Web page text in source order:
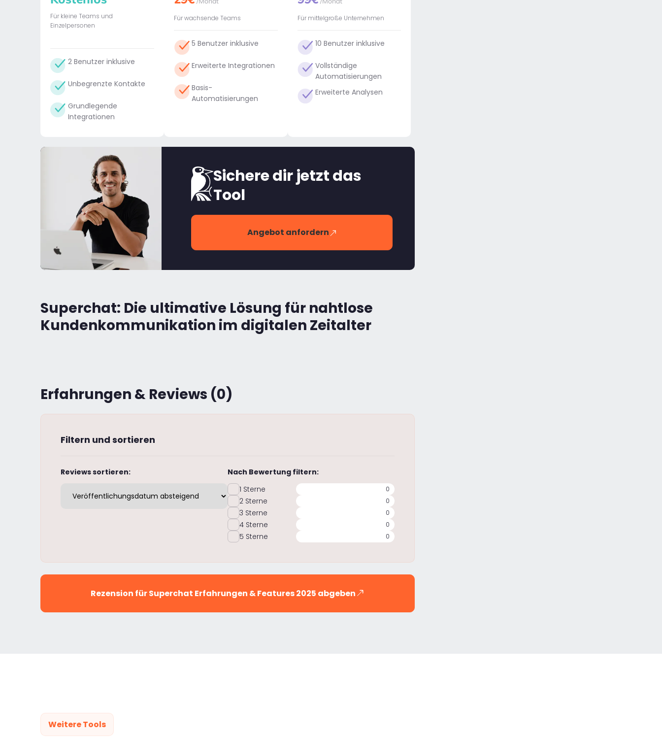
Für kleine Teams und
Einzelpersonen
2 Benutzer inklusive
Unbegrenzte Kontakte
Grundlegende
Integrationen
Für wachsende Teams
5 Benutzer inklusive
Erweiterte Integrationen
Basis-
Automatisierungen
Für mittelgroße Unternehmen
10 Benutzer inklusive
Vollständige
Automatisierungen
Erweiterte Analysen
Sichere dir jetzt das
Tool
Angebot anfordern
Superchat: Die ultimative Lösung für nahtlose
Kundenkommunikation im digitalen Zeitalter
Erfahrungen & Reviews (0)
Filtern und sortieren
Reviews sortieren:
Nach Bewertung filtern:
1 Sterne
0
2 Sterne 0
3 Sterne 0
4 Sterne 0
5 Sterne 0
Rezension für Superchat Erfahrungen & Features 2025 abgeben
Weitere Tools